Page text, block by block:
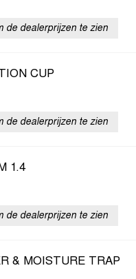
de dealerprijzen te zien
CUP
de dealerprijzen te zien
1.4
de dealerprijzen te zien
& MOISTURE TRAP